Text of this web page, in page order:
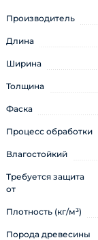
Производитель
Длина
Ширина
Толщина
Фаска
Процесс обработки
Влагостойкий
Требуется защита
от
Плотность (кг/м³)
Порода древесины